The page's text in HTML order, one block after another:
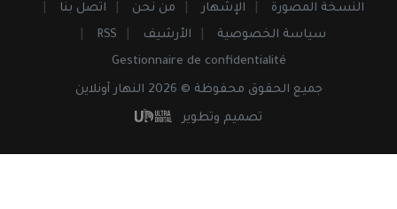
النسخة المصورة الإشهار من نحن
اتصل بنا
سياسة الخصوصية
الأرشيف
RSS
Gestionnaire de confidentialité
جميع الحقوق محفوظة © 2026 النهار أونلاين
تصميم وتطوير